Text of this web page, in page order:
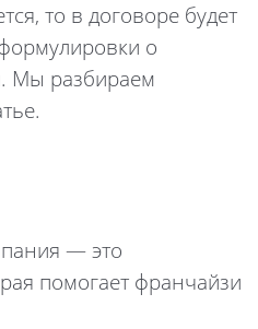
то в договоре будет
о
Мы разбираем
— это
помогает франчайзи